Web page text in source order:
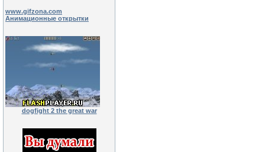
www.gifzona.com
Анимационные открытки
dogfight 2 the great war